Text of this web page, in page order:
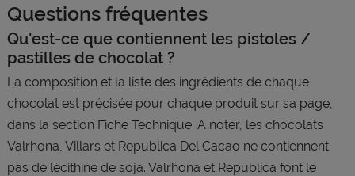
Questions fréquentes
Qu'est-ce que contiennent les pistoles /
pastilles de chocolat ?
La composition et la liste des ingrédients de chaque
chocolat est précisée pour chaque produit sur sa page,
dans la section Fiche Technique. A noter, les chocolats
Valrhona, Villars et Republica Del Cacao ne contiennent
pas de lécithine de soja. Valrhona et Republica font le